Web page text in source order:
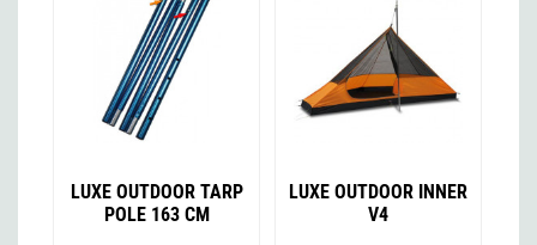
LUXE OUTDOOR TARP
POLE 163 CM
LUXE OUTDOOR INNER
V4